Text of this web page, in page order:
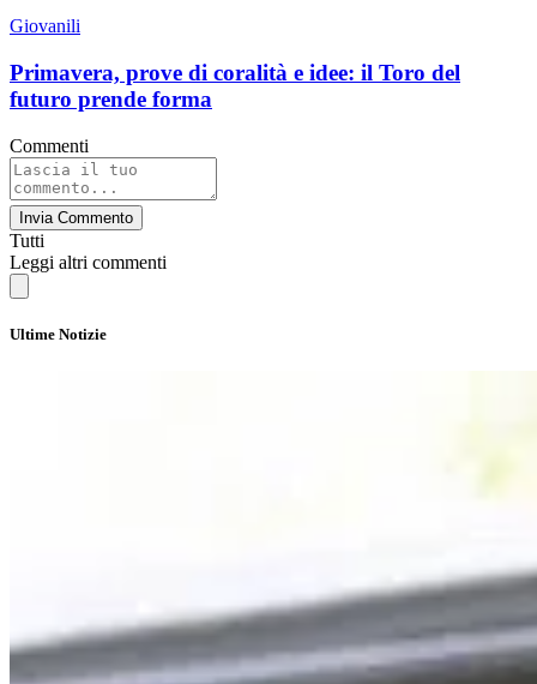
Giovanili
Primavera, prove di coralità e idee: il Toro del
futuro prende forma
Commenti
Invia Commento
Tutti
Leggi altri commenti
Ultime Notizie